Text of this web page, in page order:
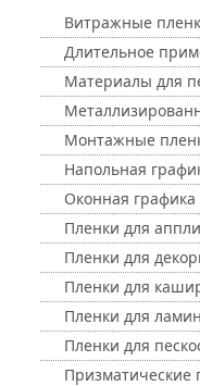
Витражные
Длительное
Материалы для
Монтажные
Напольная
Оконная графика
Пленки для
Пленки для
Пленки для
Пленки для
Пленки для
Призматические